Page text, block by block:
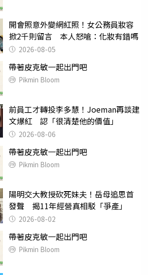
開會照意外變網紅照！女公務員妝容
掀2千則留言 本人怒嗆：化妝有錯嗎
2026-08-05
帶著皮克敏一起出門吧
Pikmin Bloom
前員工才轉投李多慧！Joeman再談建
文爆紅 認「很清楚他的價值」
2026-08-06
帶著皮克敏一起出門吧
Pikmin Bloom
陽明交大教授砍死妹夫！岳母追思首
發聲 揭11年經營真相駁「爭產」
2026-08-02
帶著皮克敏一起出門吧
Pikmin Bloom